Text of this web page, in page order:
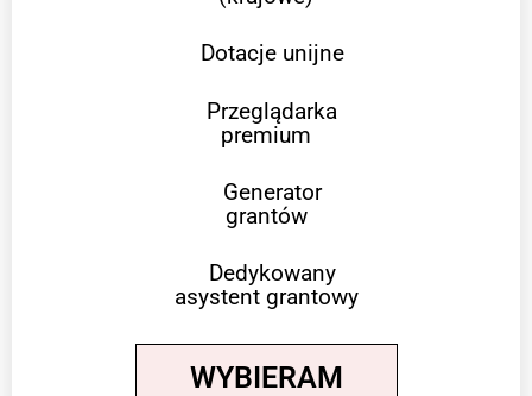
Dotacje unijne
Przeglądarka
premium
Generator
grantów
Dedykowany
asystent grantowy
WYBIERAM